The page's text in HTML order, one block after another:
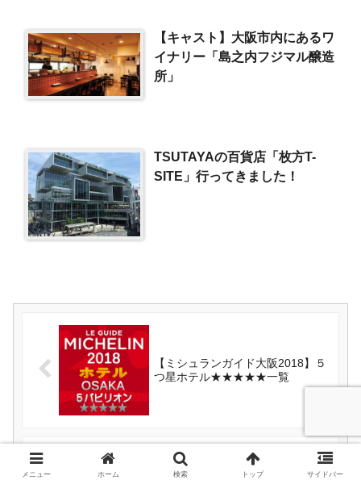
【キャスト】大阪市内にあるワ
イナリー「島之内フジマル醸造
所」
TSUTAYAの百貨店「枚方T-
SITE」行ってきました！
【ミシュランガイド大阪2018】５
つ星ホテル★★★★★一覧
【ミシュランガイド京都2018】一
メニュー ホーム 検索 トップ サイドバー